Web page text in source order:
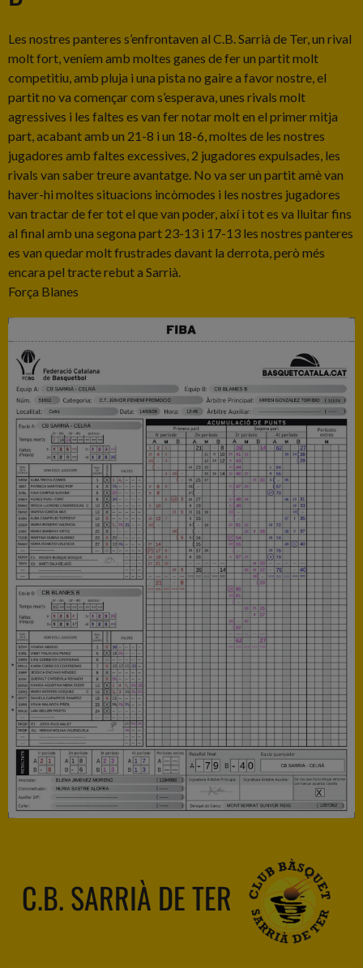
Les nostres panteres s’enfrontaven al C.B. Sarrià de Ter, un rival
molt fort, veníem amb moltes ganes de fer un partit molt
competitiu, amb pluja i una pista no gaire a favor nostre, el
partit no va començar com s’esperava, unes rivals molt
agressives i les faltes es van fer notar molt en el primer mitja
part, acabant amb un 21-8 i un 18-6, moltes de les nostres
jugadores amb faltes excessives, 2 jugadores expulsades, les
rivals van saber treure avantatge. No va ser un partit amè van
haver-hi moltes situacions incòmodes i les nostres jugadores
van tractar de fer tot el que van poder, així i tot es va lluitar fins
al final amb una segona part 23-13 i 17-13 les nostres panteres
es van quedar molt frustrades davant la derrota, però més
encara pel tracte rebut a Sarrià.
Força Blanes
C.B. SARRIÀ DE TER